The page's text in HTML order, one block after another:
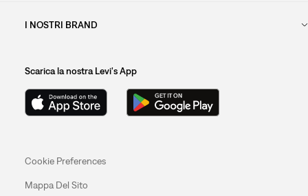
I NOSTRI BRAND
Scarica la nostra Levi's App
Cookie Preferences
Mappa Del Sito